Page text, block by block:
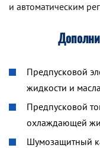
и автоматическим
Предпусковой
жидкости и
Предпусковой
охлаждающей
Шумозащитный